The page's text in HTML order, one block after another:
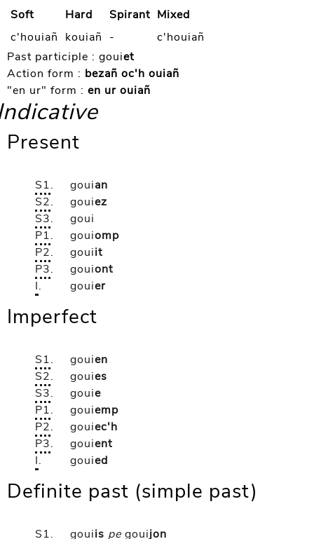
Soft Hard Spirant Mixed
c'houiañ kouiañ -
c'houiañ
Past participle : gouiet
Action form : bezañ oc'h ouiañ
"en ur" form : en ur ouiañ
Present
S1. gouian
S2. gouiez
S3.
goui
P1. gouiomp
P2. gouiit
P3. gouiont
I. gouier
Imperfect
S1. gouien
S2. gouies
S3. gouie
P1. gouiemp
P2. gouiec'h
P3. gouient
I. gouied
Definite past (simple past)
S1. gouiis pe gouijon